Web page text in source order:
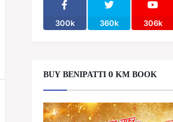
300k 360k 306k
BUY BENIPATTI 0 KM BOOK